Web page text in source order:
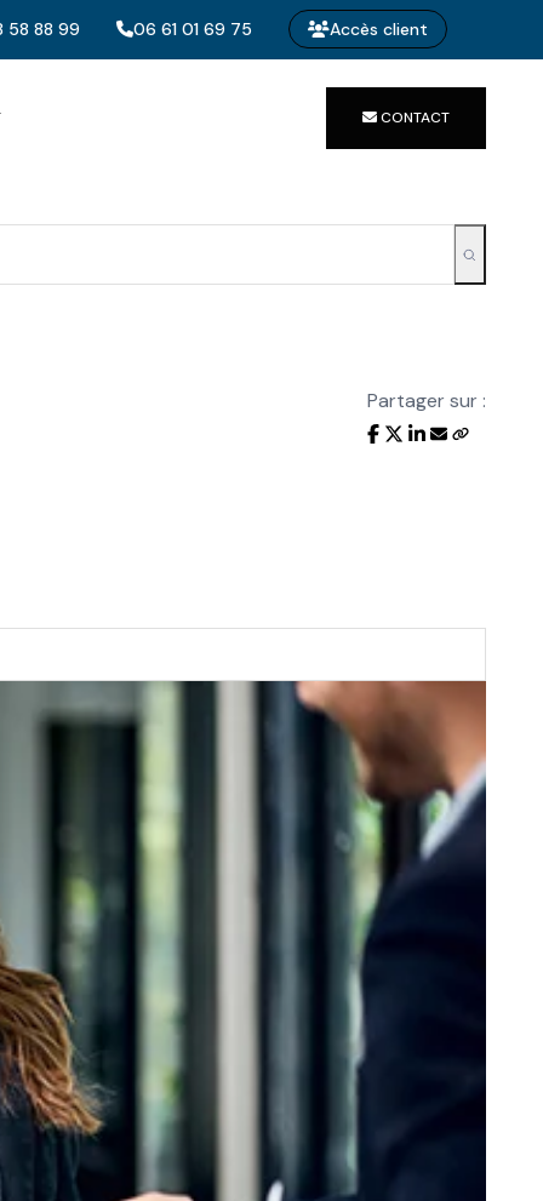
58 88 99 06 61 01 69 75 Accès client
CONTACT
Partager sur :